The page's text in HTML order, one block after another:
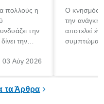
πολλούς η
την
την
μέρες
03 Αύγ 2026
Ο κνησμός
την ανάγκη
αποτελεί
τα Άρθρα